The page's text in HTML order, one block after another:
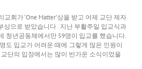
회가 ‘One Matter’상을 받고 어제 교단 제자
상으로 받았습니다 . 지난 부활주일 입교식과
청년공동체에서만 59명이 입교를 했습니다.
도 입교가 어려운 때에 그렇게 많은 인원이
단의 입장에서는 많이 반가운 소식이었을